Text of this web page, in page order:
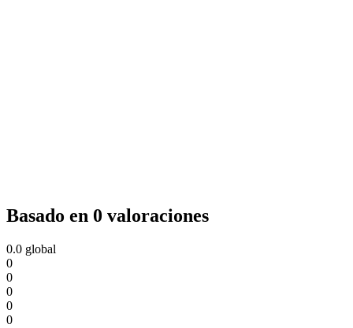
Basado en 0 valoraciones
0.0 global
0
0
0
0
0